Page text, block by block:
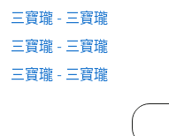
三寶瓏 - 三寶瓏
三寶瓏 - 三寶瓏
三寶瓏 - 三寶瓏